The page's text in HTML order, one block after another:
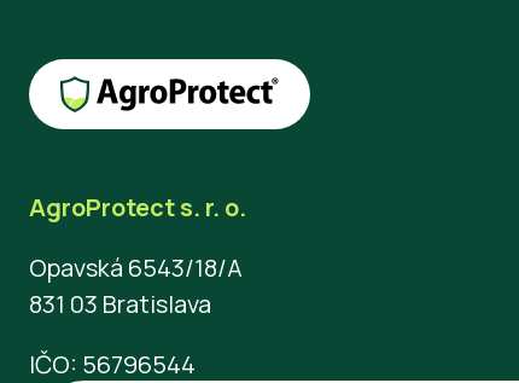
AgroProtect s. r. o.
Opavská 6543/18/A
831 03 Bratislava
IČO: 56796544